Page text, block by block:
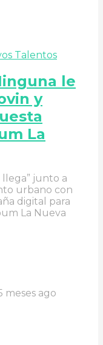
Talentos
le
y
La
junto a
urbano con
digital para
La Nueva
meses ago